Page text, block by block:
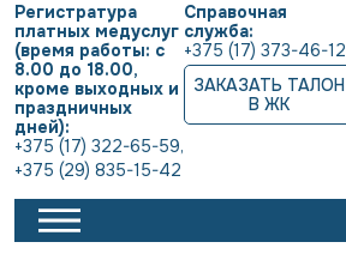
Регистратура
платных медуслуг
(время работы: с
8.00 до 18.00,
кроме выходных и
праздничных
дней):
+375 (17) 322-65-59,
+375 (29) 835-15-42
Справочная
служба:
+375 (17) 373-46-12
ЗАКАЗАТЬ ТАЛОН
В ЖК